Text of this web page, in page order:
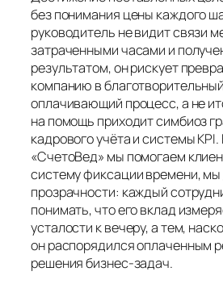
без понимания цены каждого
руководитель не видит связи
затраченными часами и
результатом, он рискует
компанию в
оплачивающий процесс, а не
на помощь приходит симбиоз
кадрового учёта и системы KPI.
«СчетоВед» мы помогаем
систему фиксации времени,
прозрачности: каждый
понимать, что его вклад
усталости к вечеру, а тем,
он распорядился оплаченным
решения бизнес-задач.